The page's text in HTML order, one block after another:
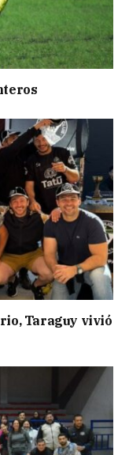
Taraguy vivió